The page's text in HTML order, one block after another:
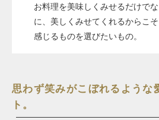
お料理を美味しくみせるだけで
に、美しくみせてくれるからこ
感じるものを選びたいもの。
思わず笑みがこぼれるような
ト。